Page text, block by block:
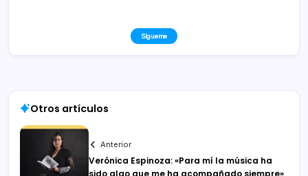
Sígueme
Otros artículos
Anterior
Verónica Espinoza: «Para mí la música ha